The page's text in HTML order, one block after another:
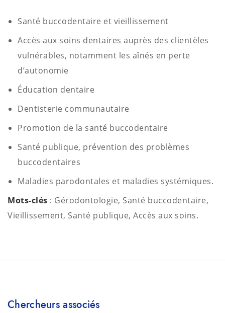
Santé buccodentaire et vieillissement
Accès aux soins dentaires auprès des clientèles
vulnérables, notamment les aînés en perte
d’autonomie
Éducation dentaire
Dentisterie communautaire
Promotion de la santé buccodentaire
Santé publique, prévention des problèmes
buccodentaires
Maladies parodontales et maladies systémiques.
Mots-clés : Gérodontologie, Santé buccodentaire,
Vieillissement, Santé publique, Accès aux soins.
Chercheurs associés